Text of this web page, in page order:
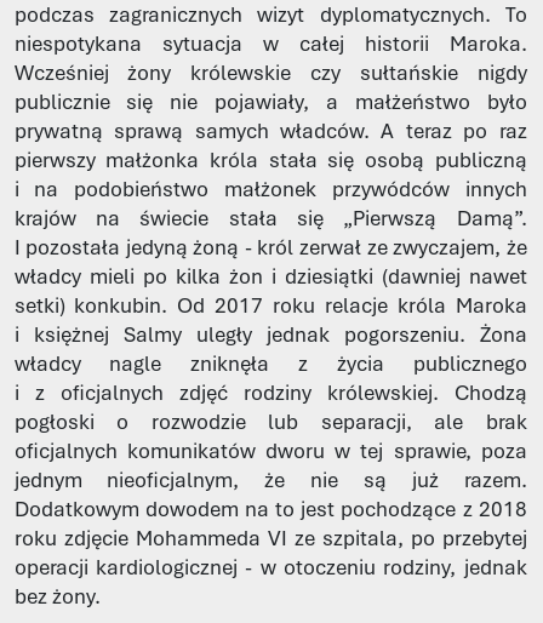
podczas zagranicznych wizyt dyplomatycznych. To
niespotykana sytuacja w całej historii Maroka.
Wcześniej żony królewskie czy sułtańskie nigdy
publicznie się nie pojawiały, a małżeństwo było
prywatną sprawą samych władców. A teraz po raz
pierwszy małżonka króla stała się osobą publiczną
i na podobieństwo małżonek przywódców innych
krajów na świecie stała się „Pierwszą Damą”.
I pozostała jedyną żoną - król zerwał ze zwyczajem, że
władcy mieli po kilka żon i dziesiątki (dawniej nawet
setki) konkubin. Od 2017 roku relacje króla Maroka
i księżnej Salmy uległy jednak pogorszeniu. Żona
władcy nagle zniknęła z życia publicznego
i z oficjalnych zdjęć rodziny królewskiej. Chodzą
pogłoski o rozwodzie lub separacji, ale brak
oficjalnych komunikatów dworu w tej sprawie, poza
jednym nieoficjalnym, że nie są już razem.
Dodatkowym dowodem na to jest pochodzące z 2018
roku zdjęcie Mohammeda VI ze szpitala, po przebytej
operacji kardiologicznej - w otoczeniu rodziny, jednak
bez żony.